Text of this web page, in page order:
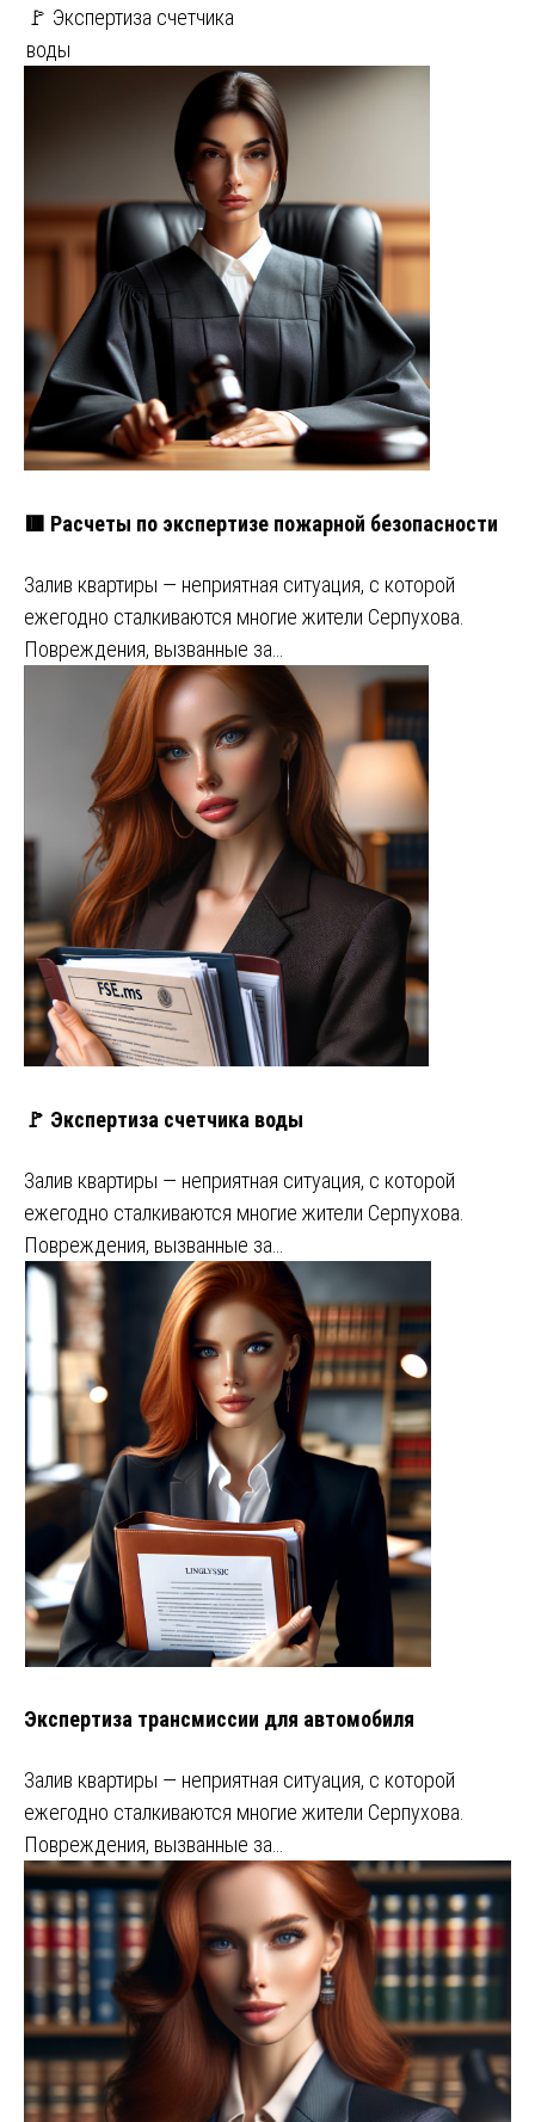
🚩 Экспертиза счетчика
воды
🟥 Расчеты по экспертизе пожарной безопасности
Залив квартиры — неприятная ситуация, с которой
ежегодно сталкиваются многие жители Серпухова.
Повреждения, вызванные за…
🚩 Экспертиза счетчика воды
Залив квартиры — неприятная ситуация, с которой
ежегодно сталкиваются многие жители Серпухова.
Повреждения, вызванные за…
Экспертиза трансмиссии для автомобиля
Залив квартиры — неприятная ситуация, с которой
ежегодно сталкиваются многие жители Серпухова.
Повреждения, вызванные за…